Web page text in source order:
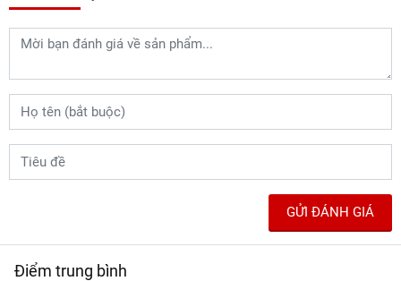
GỬI ĐÁNH GIÁ
Điểm trung bình